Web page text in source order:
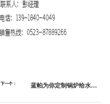
下一个：
蓝帕为你定制锅炉给水调